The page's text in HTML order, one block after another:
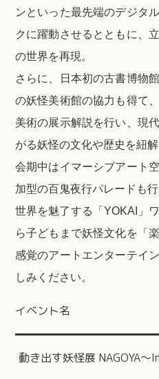
ンといった最先端のデジタ
クに躍動させるとともに、
の世界を再現。
さらに、日本初の古書博物
の妖怪美術館の協力も得て
美術の展示解説を行い、現
がる妖怪の文化や歴史を紐解
会期中はイマーシブアート
加型の百鬼夜行パレードも行
世界を魅了する「YOKAI」
ら子どもまで妖怪文化を「
感覚のアートエンターテイ
しみください。
イベント名
動き出す妖怪展 NAGOYA